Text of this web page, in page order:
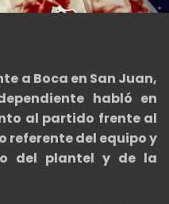
a Boca en San Juan,
habló en
al partido frente al
referente del equipo y
del plantel y de la